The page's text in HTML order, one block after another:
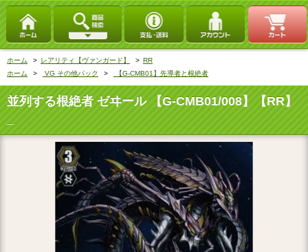
ホーム > レアリティ【ヴァンガード】 > RR
ホーム
> VG その他パック > 【G-CMB01】先導者と根絶者
並列する根絶者 ゼヰール 【G-CMB01/008】【RR】